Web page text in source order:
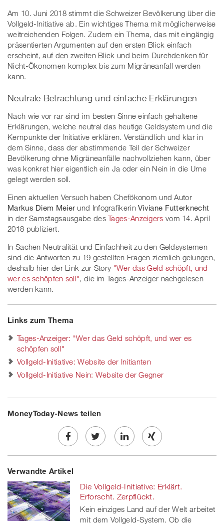
Am 10. Juni 2018 stimmt die Schweizer Bevölkerung über die
Vollgeld-Initiative ab. Ein wichtiges Thema mit möglicherweise
weitreichenden Folgen. Zudem ein Thema, das mit eingängig
präsentierten Argumenten auf den ersten Blick einfach
erscheint, auf den zweiten Blick und beim Durchdenken für
Nicht-Ökonomen komplex bis zum Migräneanfall werden
kann.
Neutrale Betrachtung und einfache Erklärungen
Nach wie vor rar sind im besten Sinne einfach gehaltene
Erklärungen, welche neutral das heutige Geldsystem und die
Kernpunkte der Initiative erklären. Verständlich und klar in
dem Sinne, dass der abstimmende Teil der Schweizer
Bevölkerung ohne Migräneanfälle nachvollziehen kann, über
was konkret hier eigentlich ein Ja oder ein Nein in die Urne
gelegt werden soll.
Einen aktuellen Versuch haben Chefökonom und Autor
Markus Diem Meier und InfografikerinViviane Futterknecht
in der Samstagsausgabe desTages-Anzeigers vom 14. April
2018 publiziert.
In Sachen Neutralität und Einfachheit zu den Geldsystemen
sind die Antworten zu 19 gestellten Fragen ziemlich gelungen,
deshalb hier der Link zur Story "Wer das Geld schöpft, und
wer es schöpfen soll", die im Tages-Anzeiger nachgelesen
werden kann.
Links zum Thema
Tages-Anzeiger: "Wer das Geld schöpft, und wer es
schöpfen soll"
Vollgeld-Initiative: Website der Initianten
Vollgeld-Initiative Nein: Website der Gegner
MoneyToday-News teilen
Share
on
Facebook
Twe
on
twitt
Share
linkedin
Share
Xing
Verwandte Artikel
Die Vollgeld-Initiative: Erklärt.
Erforscht. Zerpflückt.
Kein einziges Land auf der Welt arbeitet
mit dem Vollgeld-System. Ob die